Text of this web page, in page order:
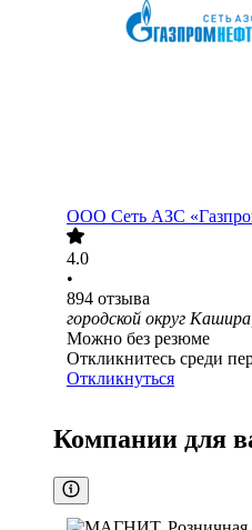
ООО Сеть АЗС
4.0
•
894 отзыва
городской округ
Можно без резюме
Откликнитесь среди
Откликнуться
Компании для